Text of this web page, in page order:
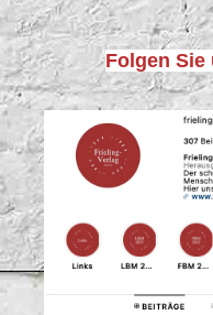
Folgen Sie